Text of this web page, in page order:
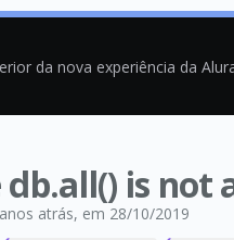
da nova experiência da
is not
atrás, em 28/10/2019